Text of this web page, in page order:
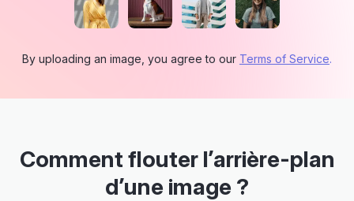
By uploading an image, you agree to our Terms of Service.
Comment flouter l’arrière-plan
d’une image ?